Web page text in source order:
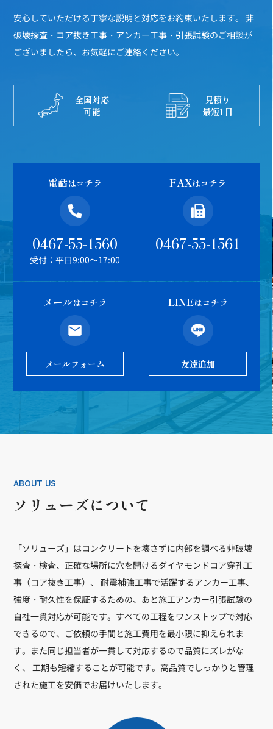
安心していただける丁寧な説明と対応をお約束いたします。
非
破壊探査・コア抜き工事・アンカー工事・引張試験のご相談が
ございましたら、お気軽にご連絡ください。
全国対応
可能
見積り
最短1日
電話はコチラ
0467-55-1560
受付：平日9:00～17:00
FAXはコチラ
0467-55-1561
メールはコチラ
メールフォーム
LINEはコチラ
友達追加
ABOUT US
ソリューズについて
「ソリューズ」はコンクリートを壊さずに内部を調べる非破壊
探査・検査、正確な場所に穴を開けるダイヤモンドコア穿孔工
事（コア抜き工事）、 耐震補強工事で活躍するアンカー工事、
強度・耐久性を保証するための、あと施工アンカー引張試験の
自社一貫対応が可能です。すべての工程をワンストップで対応
できるので、ご依頼の手間と施工費用を最小限に抑えられま
す。また同じ担当者が一貫して対応するので品質にズレがな
く、 工期も短縮することが可能です。高品質でしっかりと管理
された施工を安価でお届けいたします。